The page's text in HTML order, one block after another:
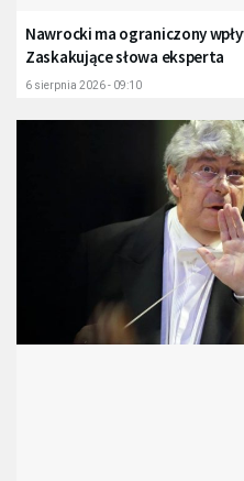
Nawrocki ma ograniczony
Zaskakujące słowa eksperta
6 sierpnia 2026 - 09:10